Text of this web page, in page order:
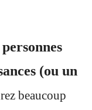
(ou un
beaucoup